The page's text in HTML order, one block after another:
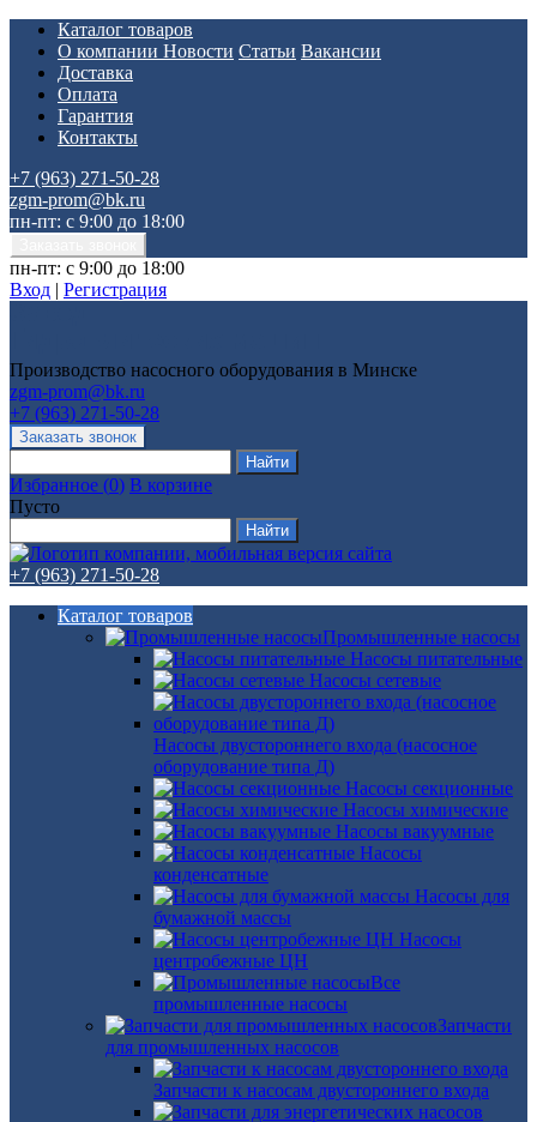
Каталог товаров
О компании Новости Статьи Вакансии
Доставка
Оплата
Гарантия
Контакты
+7 (963) 271-50-28
zgm-prom@bk.ru
пн-пт: с 9:00 до 18:00
пн-пт: с 9:00 до 18:00
Вход | Регистрация
Производство насосного оборудования в Минске
zgm-prom@bk.ru
+7 (963) 271-50-28
Избранное (0) В корзине
Пусто
+7 (963) 271-50-28
Каталог товаров
Промышленные насосы
Насосы питательные
Насосы сетевые
Насосы двустороннего входа (насосное
оборудование типа Д)
Насосы секционные
Насосы химические
Насосы вакуумные
Насосы
конденсатные
Насосы для
бумажной массы
Насосы
центробежные ЦН
Все
промышленные насосы
Запчасти
для промышленных насосов
Запчасти к насосам двустороннего входа